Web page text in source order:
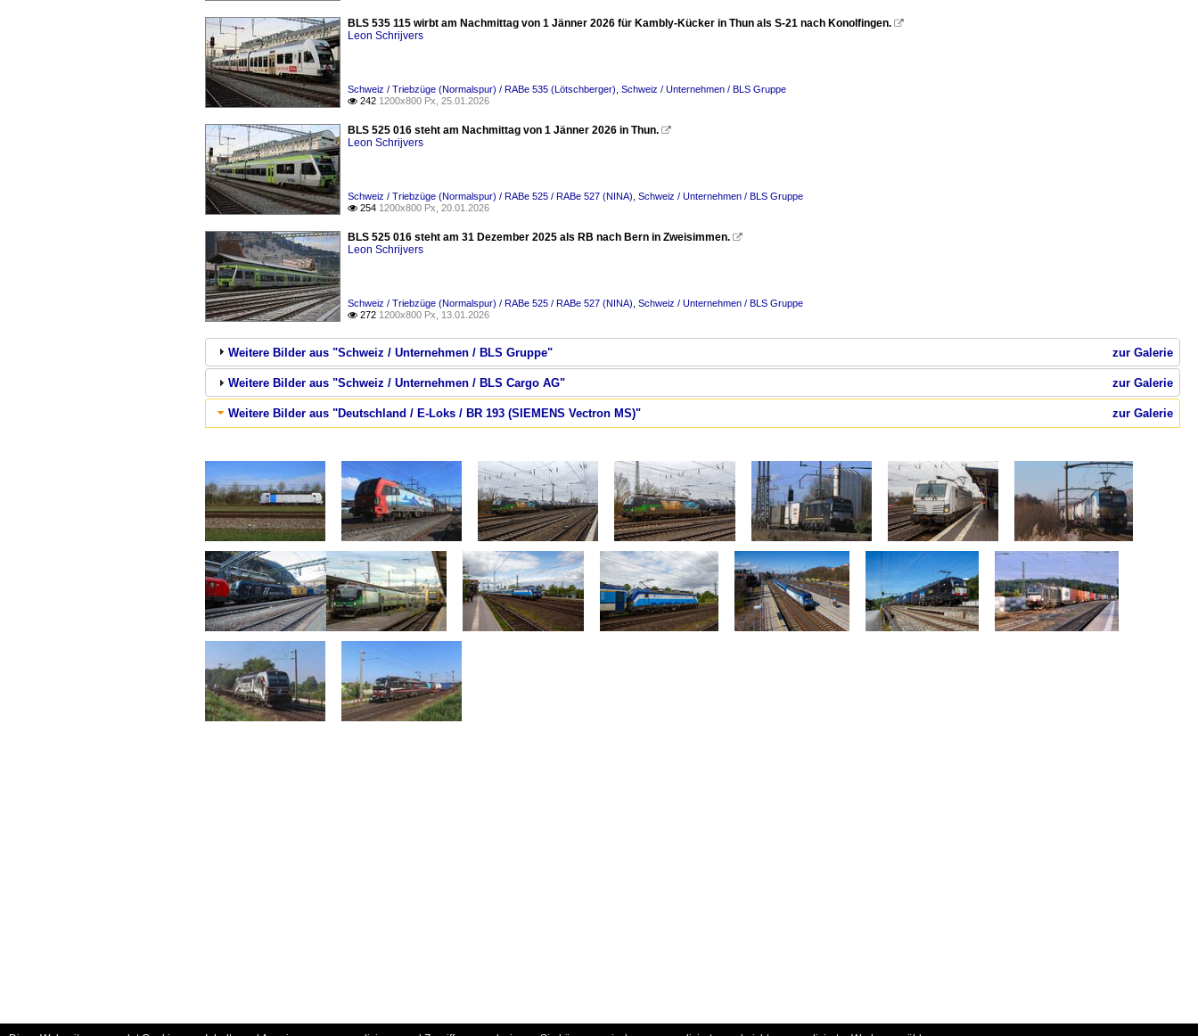
BLS 535 115 wirbt am Nachmittag von 1 Jänner 2026 für Kambly-Kücker in Thun als S-21 nach Konolfingen. 
Leon Schrijvers
Schweiz / Triebzüge (Normalspur) / RABe 535 (Lötschberger) Schweiz / Unternehmen / BLS Gruppe
 242 1200x800 Px, 25.01.2026
BLS 525 016 steht am Nachmittag von 1 Jänner 2026 in Thun. 
Leon Schrijvers
Schweiz / Triebzüge (Normalspur) / RABe 525 / RABe 527 (NINA) Schweiz / Unternehmen / BLS Gruppe
 254 1200x800 Px, 20.01.2026
BLS 525 016 steht am 31 Dezember 2025 als RB nach Bern in Zweisimmen. 
Leon Schrijvers
Schweiz / Triebzüge (Normalspur) / RABe 525 / RABe 527 (NINA) Schweiz / Unternehmen / BLS Gruppe
 272 1200x800 Px, 13.01.2026
zur Galerie
Weitere Bilder aus "Schweiz / Unternehmen / BLS Gruppe"
zur Galerie
Weitere Bilder aus "Schweiz / Unternehmen / BLS Cargo AG"
zur Galerie
Weitere Bilder aus "Deutschland / E-Loks / BR 193 (SIEMENS Vectron MS)"